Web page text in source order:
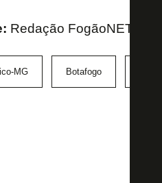
Redação FogãoNET
MG Botafogo